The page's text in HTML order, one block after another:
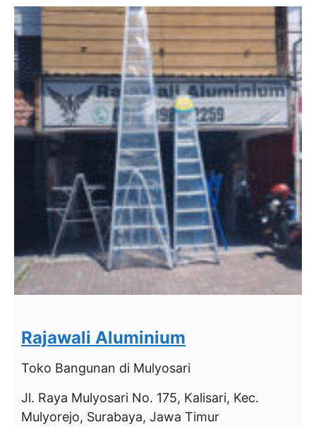
Rajawali Aluminium
Toko Bangunan di Mulyosari
Jl. Raya Mulyosari No. 175, Kalisari, Kec.
Mulyorejo, Surabaya, Jawa Timur